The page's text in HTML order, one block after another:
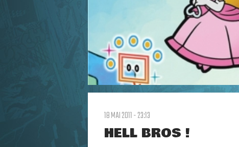
18 MAI 2011 - 23:13
HELL BROS !